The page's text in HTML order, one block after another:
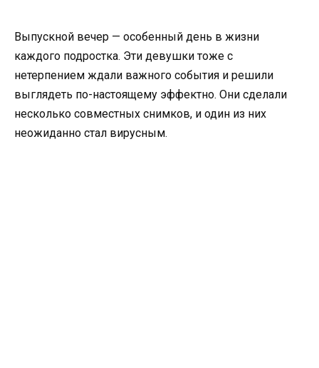
Выпускной вечер — особенный день в жизни
каждого подростка. Эти девушки тоже с
нетерпением ждали важного события и решили
выглядеть по-настоящему эффектно. Они сделали
несколько совместных снимков, и один из них
неожиданно стал вирусным.